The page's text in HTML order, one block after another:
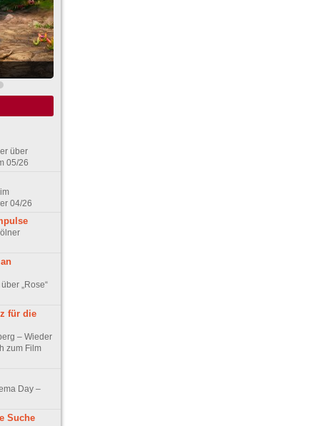
über
05/26
04/26
„Rose“
für die
– Wieder
zum Film
Day –
Suche